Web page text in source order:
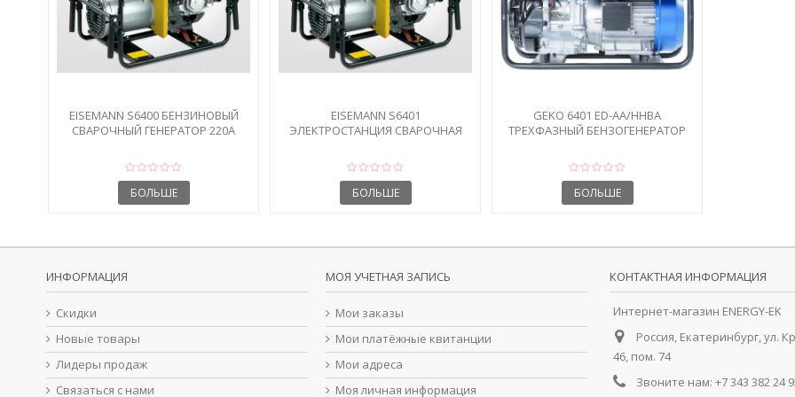
EISEMANN S6400 БЕНЗИНОВЫЙ
СВАРОЧНЫЙ ГЕНЕРАТОР 220А
БОЛЬШЕ
EISEMANN S6401
ЭЛЕКТРОСТАНЦИЯ СВАРОЧНАЯ
БОЛЬШЕ
GEKO 6401 ED-AA/HHBA
ТРЕХФАЗНЫЙ БЕНЗОГЕНЕРАТОР
БОЛЬШЕ
ИНФОРМАЦИЯ
Скидки
Новые товары
Лидеры продаж
Связаться с нами
МОЯ УЧЕТНАЯ ЗАПИСЬ
Мои заказы
Мои платёжные квитанции
Мои адреса
Моя личная информация
КОНТАКТНАЯ ИНФОРМАЦИЯ
Интернет-магазин ENERGY-EK
Россия, Екатеринбург, ул.
46, пом. 74
Звоните нам: +7 343 382 24